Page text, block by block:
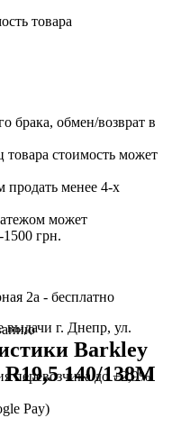
товара
брака, обмен/возврат в
стоимость может
менее 4-х
может
1500 грн.
2а - бесплатно
выдачи г. Днепр, ул.
перевозчика до +2,9%
Pay)
Barkley
140/138M